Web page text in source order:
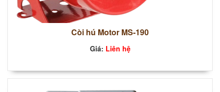
Còi hú Motor MS-190
Giá: Liên hệ